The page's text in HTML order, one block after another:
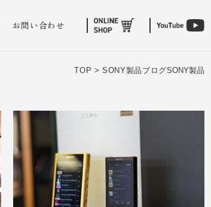
お問い合わせ
TOP >SONY製品ブログSONY製品